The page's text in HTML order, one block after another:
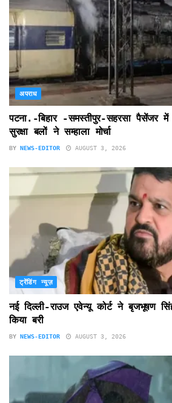
अपराध
पटना.-बिहार -समस्तीपुर-सहरसा
सुरक्षा बलों ने सम्हाला मोर्चा
BY NEWS-EDITOR AUGUST 3, 2026
ट्रेंडिंग न्यूज़
नई दिल्ली-राउज एवेन्यू कोर्ट ने बृजभूषण
किया बरी
BY NEWS-EDITOR AUGUST 3, 2026